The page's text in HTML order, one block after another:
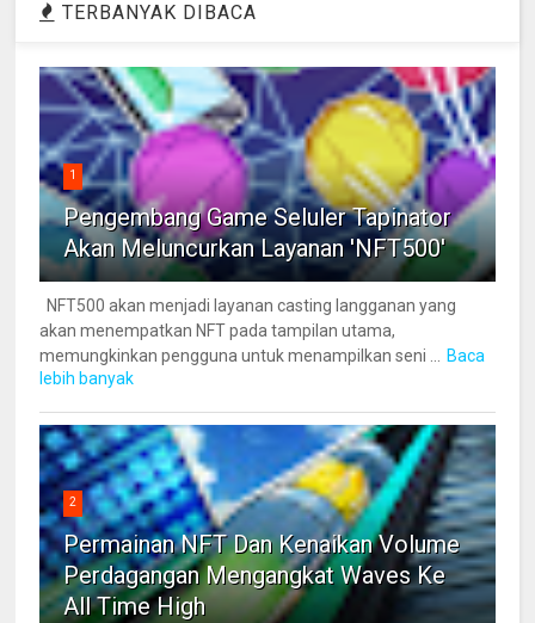
TERBANYAK DIBACA
1
Pengembang Game Seluler Tapinator
Akan Meluncurkan Layanan 'NFT500'
NFT500 akan menjadi layanan casting langganan yang
akan menempatkan NFT pada tampilan utama,
memungkinkan pengguna untuk menampilkan seni ...
Baca
lebih banyak
2
Permainan NFT Dan Kenaikan Volume
Perdagangan Mengangkat Waves Ke
All Time High